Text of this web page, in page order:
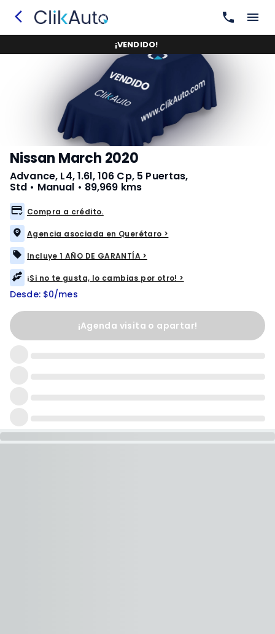
¡VENDIDO!
Nissan March 2020
Advance, L4, 1.6l, 106 Cp, 5 Puertas,
Std • Manual • 89,969 kms
Compra a crédito.
Agencia asociada en Querétaro >
Incluye 1 AÑO DE GARANTÍA >
¡Si no te gusta, lo cambias por otro! >
Desde: $0/mes
¡Agenda visita o apartar!